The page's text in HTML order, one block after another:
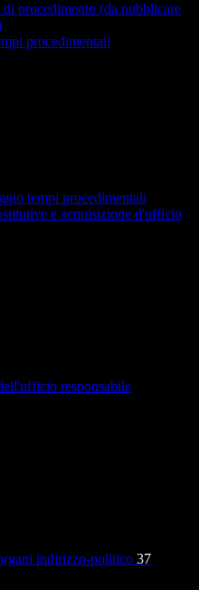
procedimento (da pubblicare
procedimentali
tempi procedimentali
e acquisizione d'ufficio
responsabile
indirizzo-politico 37